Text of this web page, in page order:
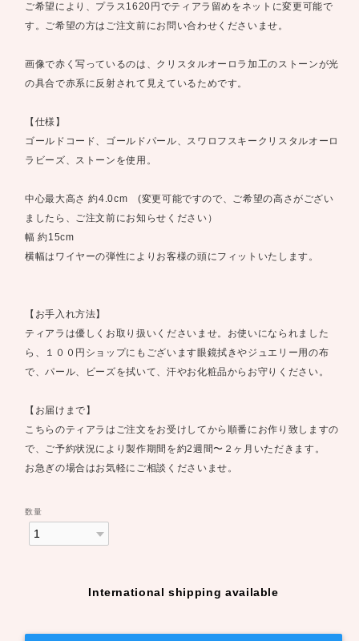
ご希望により、プラス1620円でティアラ留めをネットに変更可能で
す。ご希望の方はご注文前にお問い合わせくださいませ。
画像で赤く写っているのは、クリスタルオーロラ加工のストーンが光
の具合で赤系に反射されて見えているためです。
【仕様】
ゴールドコード、ゴールドパール、スワロフスキークリスタルオーロ
ラビーズ、ストーンを使用。
中心最大高さ 約4.0cm (変更可能ですので、ご希望の高さがござい
ましたら、ご注文前にお知らせください）
幅 約15cm
横幅はワイヤーの弾性によりお客様の頭にフィットいたします。
【お手入れ方法】
ティアラは優しくお取り扱いくださいませ。お使いになられました
ら、１００円ショップにもございます眼鏡拭きやジュエリー用の布
で、パール、ビーズを拭いて、汗やお化粧品からお守りください。
【お届けまで】
こちらのティアラはご注文をお受けしてから順番にお作り致しますの
で、ご予約状況により製作期間を約2週間〜２ヶ月いただきます。
お急ぎの場合はお気軽にご相談くださいませ。
数量
International shipping available